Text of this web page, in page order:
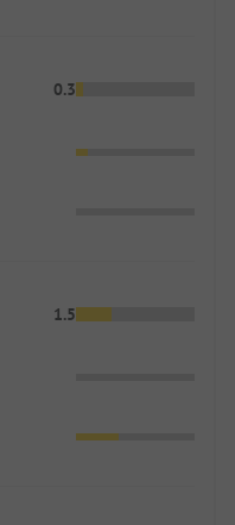
0.3
1.5